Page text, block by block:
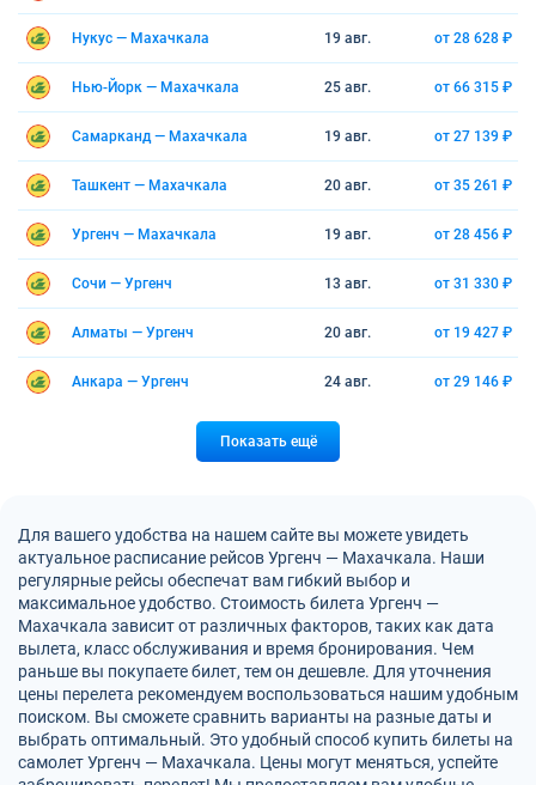
Нукус — Махачкала 19 авг. от 28 628 ₽
Нью-Йорк — Махачкала 25 авг. от 66 315 ₽
Самарканд — Махачкала 19 авг. от 27 139 ₽
Ташкент — Махачкала 20 авг. от 35 261 ₽
Ургенч — Махачкала 19 авг. от 28 456 ₽
Сочи — Ургенч 13 авг. от 31 330 ₽
Алматы — Ургенч 20 авг. от 19 427 ₽
Анкара — Ургенч 24 авг. от 29 146 ₽
Показать ещё
Для вашего удобства на нашем сайте вы можете увидеть
актуальное расписание рейсов Ургенч — Махачкала. Наши
регулярные рейсы обеспечат вам гибкий выбор и
максимальное удобство. Стоимость билета Ургенч —
Махачкала зависит от различных факторов, таких как дата
вылета, класс обслуживания и время бронирования. Чем
раньше вы покупаете билет, тем он дешевле. Для уточнения
цены перелета рекомендуем воспользоваться нашим удобным
поиском. Вы сможете сравнить варианты на разные даты и
выбрать оптимальный. Это удобный способ купить билеты на
самолет Ургенч — Махачкала. Цены могут меняться, успейте